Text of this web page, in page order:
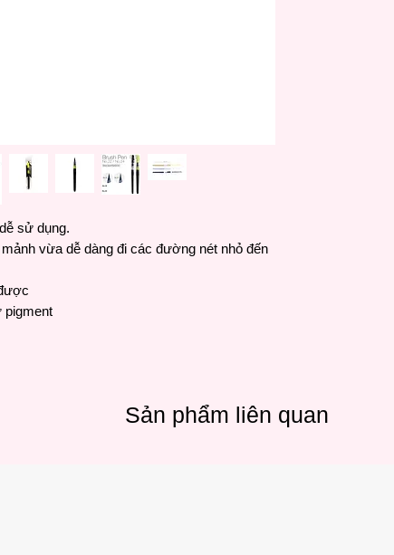
sử dụng.
vừa dễ dàng đi các đường nét nhỏ đến
pigment
Sản phẩm liên quan